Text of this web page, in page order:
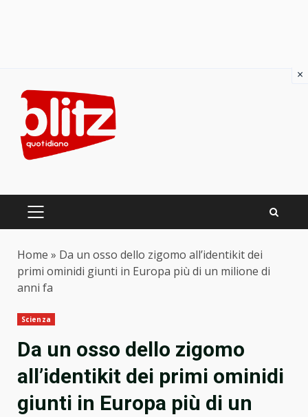
content
PRIMARY
Home » Da un osso dello zigomo all’identikit dei
primi ominidi giunti in Europa più di un milione di
anni fa
Scienza
Da un osso dello zigomo
all’identikit dei primi ominidi
giunti in Europa più di un
×